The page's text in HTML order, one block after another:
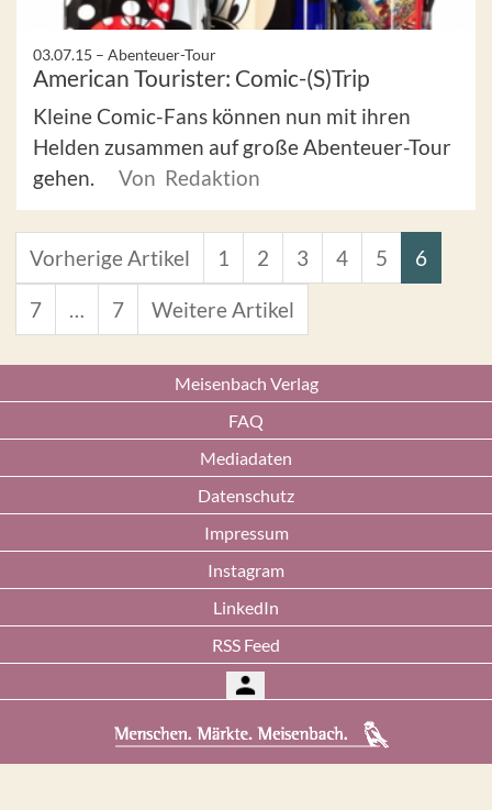
03.07.15 – Abenteuer-Tour
American Tourister: Comic-(S)Trip
Kleine Comic-Fans können nun mit ihren
Helden zusammen auf große Abenteuer-Tour
gehen.
Von Redaktion
Vorherige Artikel 1 2 3 4 5 6
7 … 7 Weitere Artikel
Meisenbach Verlag
FAQ
Mediadaten
Datenschutz
Impressum
Instagram
LinkedIn
RSS Feed